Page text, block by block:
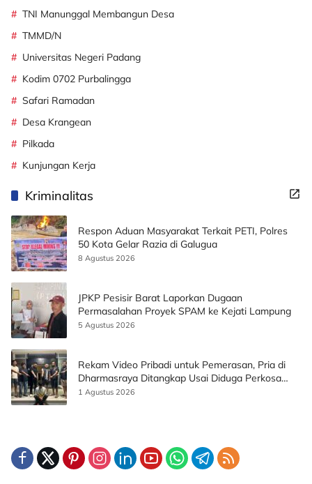
TNI Manunggal Membangun Desa
TMMD/N
Universitas Negeri Padang
Kodim 0702 Purbalingga
Safari Ramadan
Desa Krangean
Pilkada
Kunjungan Kerja
Kriminalitas
Respon Aduan Masyarakat Terkait PETI, Polres
50 Kota Gelar Razia di Galugua
8 Agustus 2026
JPKP Pesisir Barat Laporkan Dugaan
Permasalahan Proyek SPAM ke Kejati Lampung
5 Agustus 2026
Rekam Video Pribadi untuk Pemerasan, Pria di
Dharmasraya Ditangkap Usai Diduga Perkosa
Korban
1 Agustus 2026